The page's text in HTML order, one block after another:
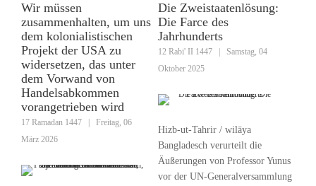
Wir müssen
zusammenhalten, um uns
dem kolonialistischen
Projekt der USA zu
widersetzen, das unter
dem Vorwand von
Handelsabkommen
vorangetrieben wird
17 Ramadan 1447
Freitag, 06
März 2026
Die Zweistaatenlösung:
Die Farce des
Jahrhunderts
12 Rabi' II 1447
Samstag, 04
Oktober 2025
Hizb-ut-Tahrir / wilāya
Bangladesch verurteilt die
Äußerungen von Professor Yunus
vor der UN-Generalversammlung